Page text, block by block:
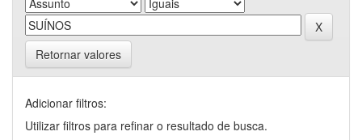
Retornar valores
Adicionar filtros:
Utilizar filtros para refinar o resultado de busca.